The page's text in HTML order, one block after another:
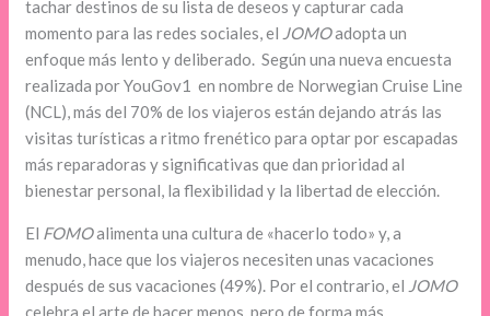
tachar destinos de su lista de deseos y capturar cada
momento para las redes sociales, el JOMOadopta un
enfoque más lento y deliberado. Según una nueva encuesta
realizada por YouGov1 en nombre de Norwegian Cruise Line
(NCL), más del 70% de los viajeros están dejando atrás las
visitas turísticas a ritmo frenético para optar por escapadas
más reparadoras y significativas que dan prioridad al
bienestar personal, la flexibilidad y la libertad de elección.
El FOMOalimenta una cultura de «hacerlo todo» y, a
menudo, hace que los viajeros necesiten unas vacaciones
después de sus vacaciones (49%). Por el contrario, el JOMO
celebra el arte de hacer menos, pero de forma más